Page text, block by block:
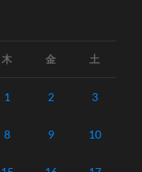
木 金 土
1 2 3
8 9 10